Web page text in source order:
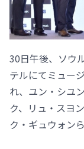
30日午後、ソウ
テルにてミュー
れ、ユン・シユ
ク、リュ・スヨ
ク・ギュウォン